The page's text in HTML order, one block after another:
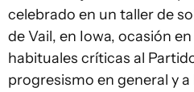
celebrado en un taller de
de Vail, en Iowa, ocasión
habituales críticas al
progresismo en general y